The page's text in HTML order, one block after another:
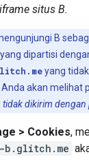
iframe situs B.
B
dipartisi
yang
akan melihat
dikirim dengan
> Cookies,